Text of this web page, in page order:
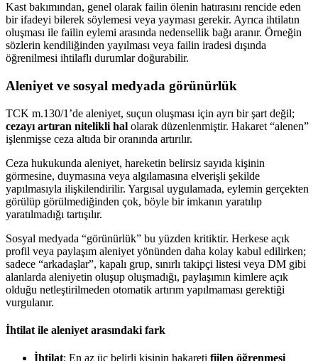
Kast bakımından, genel olarak failin ölenin hatırasını rencide eden
bir ifadeyi bilerek söylemesi veya yayması gerekir. Ayrıca ihtilatın
oluşması ile failin eylemi arasında nedensellik bağı aranır. Örneğin
sözlerin kendiliğinden yayılması veya failin iradesi dışında
öğrenilmesi ihtilaflı durumlar doğurabilir.
Aleniyet ve sosyal medyada görünürlük
TCK m.130/1’de aleniyet, suçun oluşması için ayrı bir şart değil;
cezayı artıran nitelikli hal olarak düzenlenmiştir. Hakaret “alenen”
işlenmişse ceza altıda bir oranında artırılır.
Ceza hukukunda aleniyet, hareketin belirsiz sayıda kişinin
görmesine, duymasına veya algılamasına elverişli şekilde
yapılmasıyla ilişkilendirilir. Yargısal uygulamada, eylemin gerçekten
görülüp görülmediğinden çok, böyle bir imkanın yaratılıp
yaratılmadığı tartışılır.
Sosyal medyada “görünürlük” bu yüzden kritiktir. Herkese açık
profil veya paylaşım aleniyet yönünden daha kolay kabul edilirken;
sadece “arkadaşlar”, kapalı grup, sınırlı takipçi listesi veya DM gibi
alanlarda aleniyetin oluşup oluşmadığı, paylaşımın kimlere açık
olduğu netleştirilmeden otomatik artırım yapılmaması gerektiği
vurgulanır.
İhtilat ile aleniyet arasındaki fark
İhtilat: En az üç belirli kişinin hakareti fiilen öğrenmesi